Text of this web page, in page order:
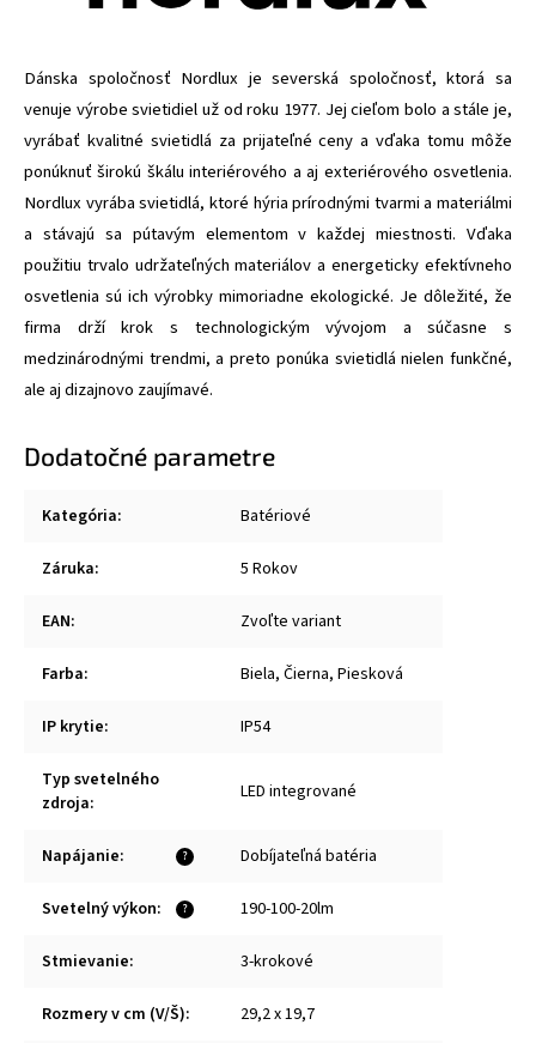
Dánska spoločnosť Nordlux je severská spoločnosť, ktorá sa
venuje výrobe svietidiel už od roku 1977. Jej cieľom bolo a stále je,
vyrábať kvalitné svietidlá za prijateľné ceny a vďaka tomu môže
ponúknuť širokú škálu interiérového a aj exteriérového osvetlenia.
Nordlux vyrába svietidlá, ktoré hýria prírodnými tvarmi a materiálmi
a stávajú sa pútavým elementom v každej miestnosti. Vďaka
použitiu trvalo udržateľných materiálov a energeticky efektívneho
osvetlenia sú ich výrobky mimoriadne ekologické. Je dôležité, že
firma drží krok s technologickým vývojom a súčasne s
medzinárodnými trendmi, a preto ponúka svietidlá nielen funkčné,
ale aj dizajnovo zaujímavé.
Dodatočné parametre
Kategória: Batériové
Záruka: 5 Rokov
EAN: Zvoľte variant
Farba: Biela, Čierna, Piesková
IP krytie: IP54
Typ svetelného
zdroja: LED integrované
?
Napájanie: Dobíjateľná batéria
?
Svetelný výkon: 190-100-20lm
Stmievanie: 3-krokové
Rozmery v cm (V/Š): 29,2 x 19,7